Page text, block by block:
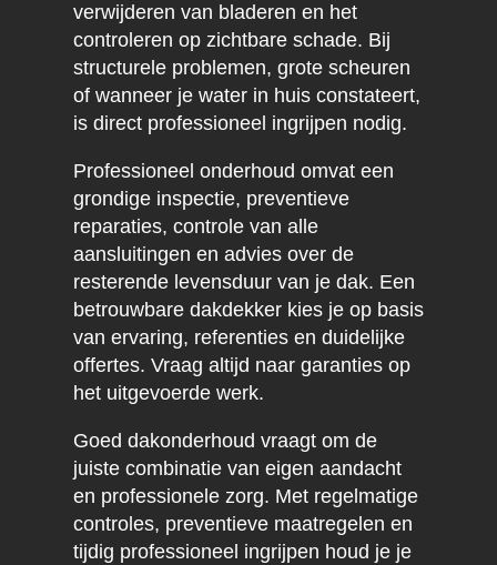
verwijderen van bladeren en het
controleren op zichtbare schade. Bij
structurele problemen, grote scheuren
of wanneer je water in huis constateert,
is direct professioneel ingrijpen nodig.
Professioneel onderhoud omvat een
grondige inspectie, preventieve
reparaties, controle van alle
aansluitingen en advies over de
resterende levensduur van je dak. Een
betrouwbare dakdekker kies je op basis
van ervaring, referenties en duidelijke
offertes. Vraag altijd naar garanties op
het uitgevoerde werk.
Goed dakonderhoud vraagt om de
juiste combinatie van eigen aandacht
en professionele zorg. Met regelmatige
controles, preventieve maatregelen en
tijdig professioneel ingrijpen houd je je